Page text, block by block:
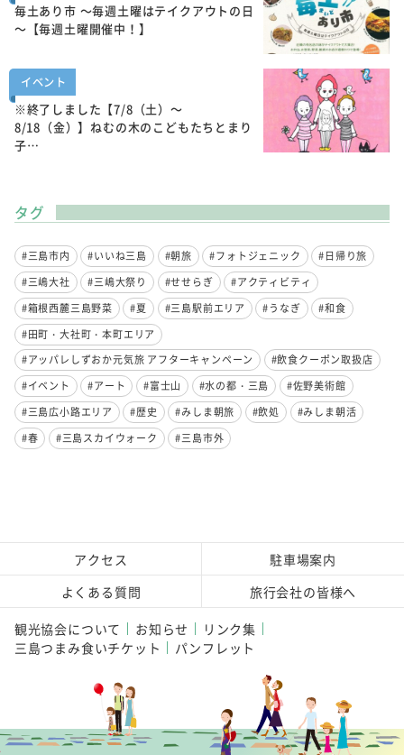
毎土あり市 ～毎週土曜はテイクアウトの日
～【毎週土曜開催中！】
イベント
※終了しました【7/8（土）～
8/18（金）】ねむの木のこどもたちとまり
子…
タグ
#三島市内 #いいね三島 #朝旅 #フォトジェニック
#日帰り旅
#三嶋大社
#三嶋大祭り #せせらぎ
#アクティビティ
#箱根西麓三島野菜
#夏 #三島駅前エリア #うなぎ
#和食
#田町・大社町・本町エリア
#アッパレしずおか元気旅 アフターキャンペーン
#飲食クーポン取扱店
#イベント
#アート #富士山 #水の都・三島
#佐野美術館
#三島広小路エリア
#歴史 #みしま朝旅 #飲処
#みしま朝活
#春
#三島スカイウォーク #三島市外
アクセス
駐車場案内
よくある質問
旅行会社の皆様へ
観光協会について お知らせ
リンク集
三島つまみ食いチケット
パンフレット